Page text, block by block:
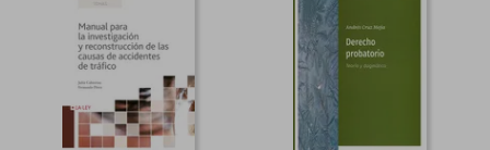
50%
dcto.
$ 212.754
$ 106.377
10%
dcto.